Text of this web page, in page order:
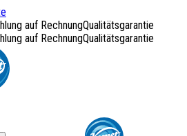
auf RechnungQualitätsgarantie
auf RechnungQualitätsgarantie